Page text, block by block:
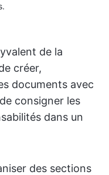
de la
créer,
documents avec
consigner les
dans un
des sections